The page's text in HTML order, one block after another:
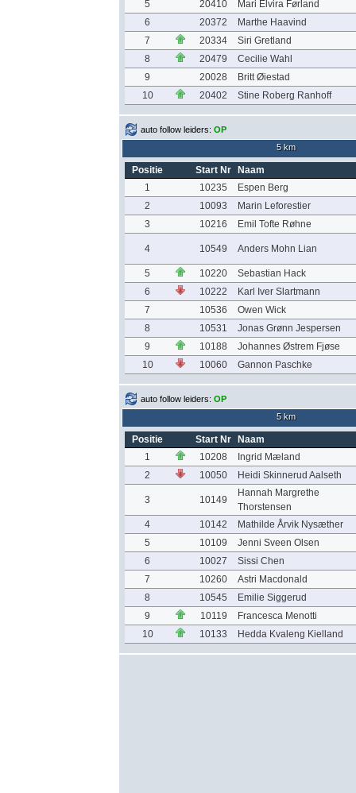
5
20410
Mari Elvira Førland
6
20372
Marthe Haavind
7
20334
Siri Gretland
8
20479
Cecilie Wahl
9
20028
Britt Øiestad
10
20402 Stine Roberg Ranhoff
auto follow leiders: OP
5 km
Positie Start Nr
Naam
1
10235
Espen Berg
2
10093
Marin Leforestier
3
10216 Emil Tofte Røhne
4 10549 Anders Mohn Lian
5 10220
Sebastian Hack
6
10222
Karl Iver Slartmann
7
10536
Owen Wick
8
10531
Jonas Grønn Jespersen
9
10188
Johannes Østrem Fjøse
10
10060 Gannon Paschke
auto follow leiders: OP
5 km
Positie Start Nr
Naam
1
10208
Ingrid Mæland
2
10050 Heidi Skinnerud Aalseth
3 10149
Hannah Margrethe
Thorstensen
4
10142
Mathilde Årvik Nysæther
5
10109
Jenni Sveen Olsen
6
10027
Sissi Chen
7
10260
Astri Macdonald
8
10545
Emilie Siggerud
9
10119
Francesca Menotti
10
10133 Hedda Kvaleng Kielland